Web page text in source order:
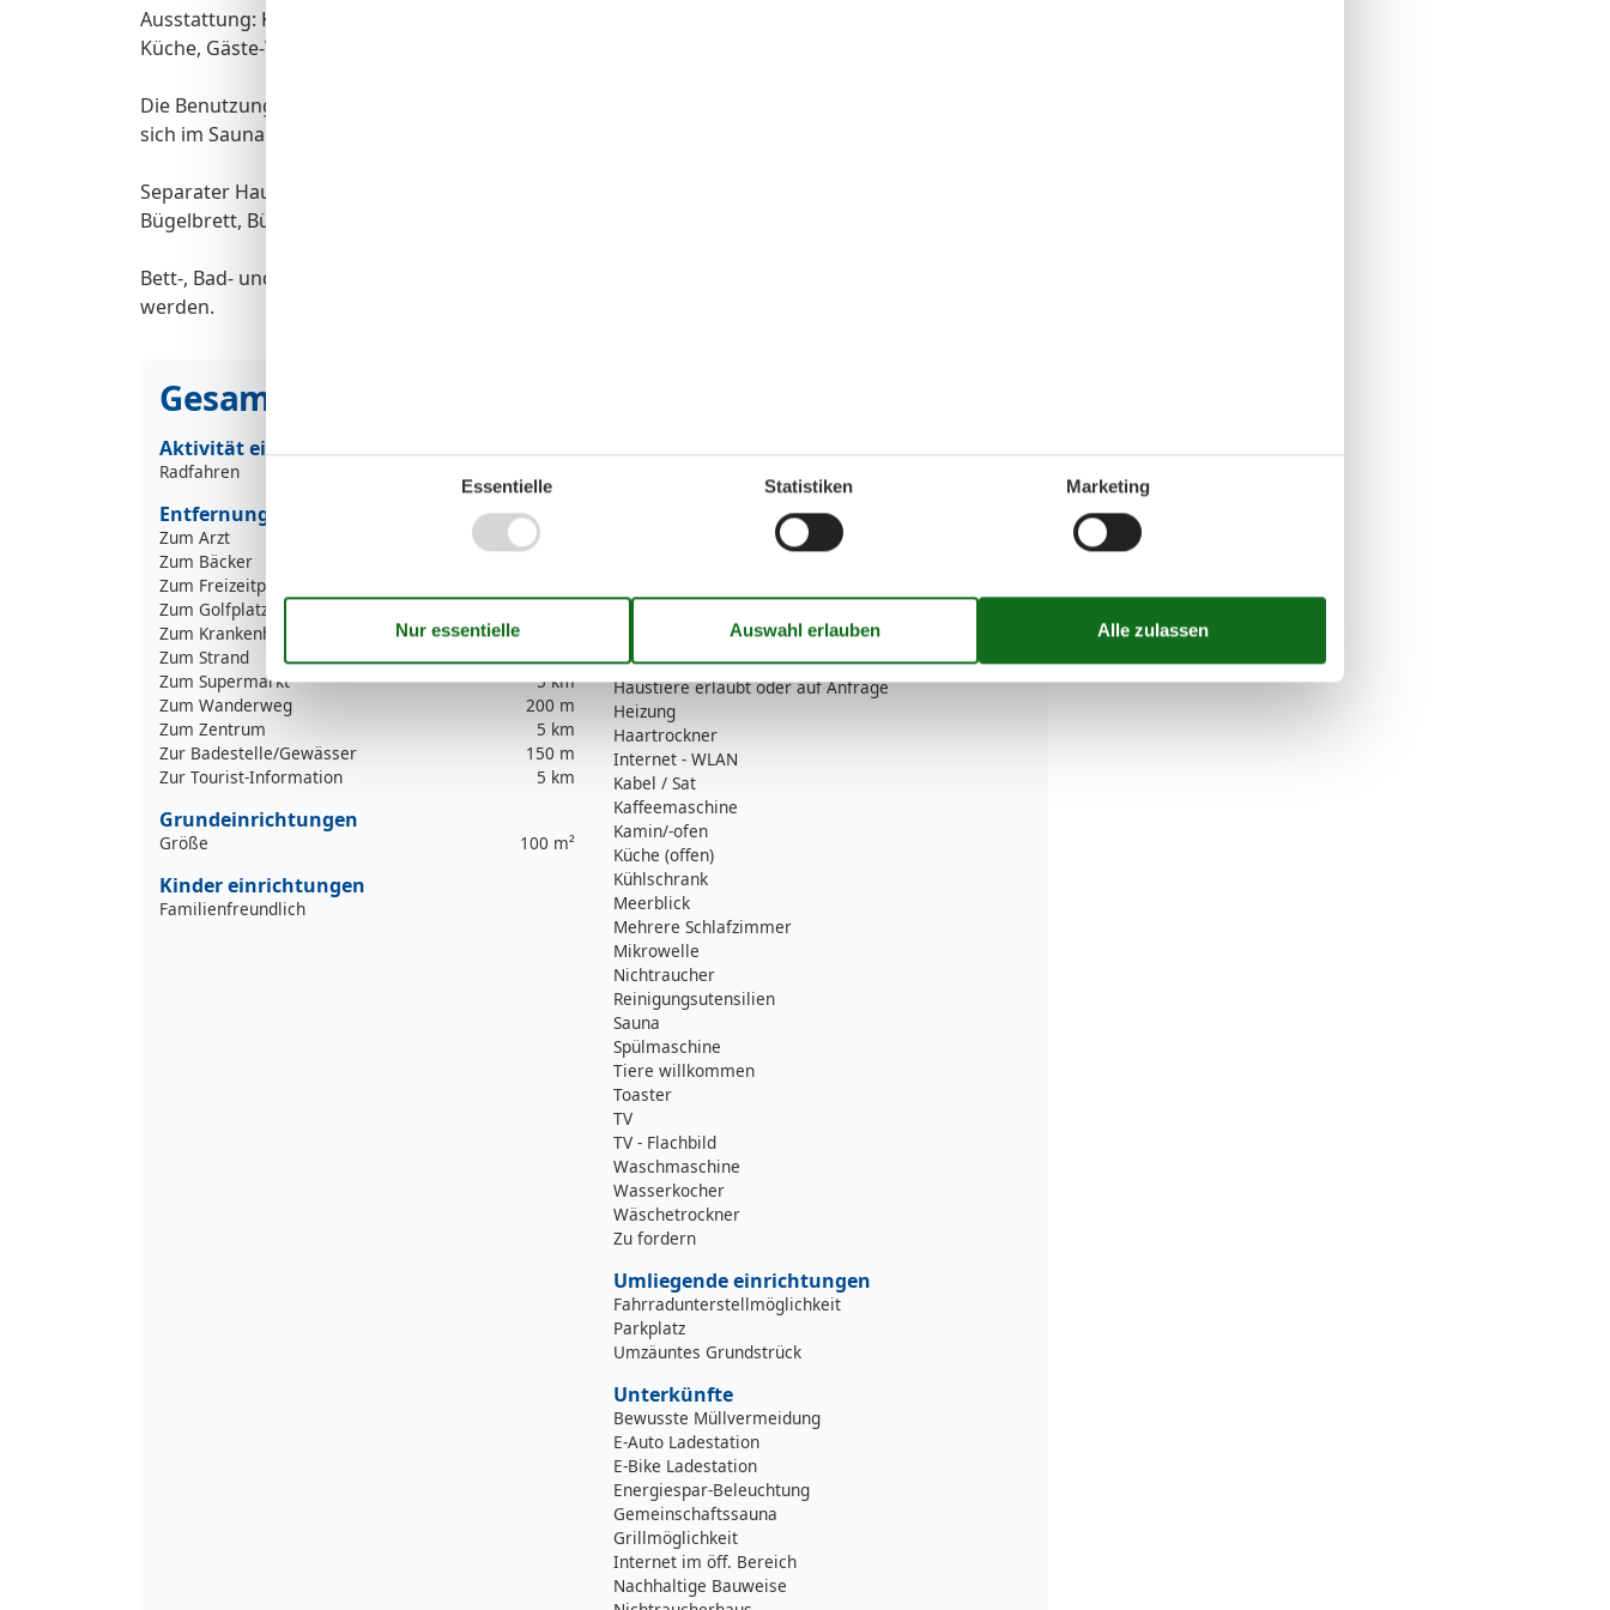
Ausstattung: Kamin, CD-Stereo-Anlage, Sat-TV, Internetzugang (W-LAN), komplett ausgestattete
Küche, Gäste-WC, Bad mit Dusche. Parkplatz auf dem Grundstück.
Die Benutzung der Sauna erfolgt in Eigenorganisation der Gäste. Ein Gebührenautomat befindet
sich im Saunabereich.
Separater Hauswirtschaftsraum zur gemeinsamen Nutzung: Waschmaschine, Wäschetrockner,
Bügelbrett, Bügeleisen, Wäschespinne.
Bett-, Bad- und Tischwäsche sind mitzubringen bzw. können bei der Verwalterin vor Ort gemietet
werden.
Gesamte Ausstattung
Aktivität einrichtungen
Radfahren
Entfernungen
Zum Arzt
5 km
Zum Bäcker
Zum Freizeitpark
Zum Golfplatz
Zum Krankenhaus/Klinik
Zum Strand
150 m
Zum Supermarkt
5 km
Zum Wanderweg
200 m
Zum Zentrum
5 km
Zur Badestelle/Gewässer
150 m
Zur Tourist-Information
5 km
Grundeinrichtungen
Größe 100 m²
Kinder einrichtungen
Familienfreundlich
Serviceeinrichtungen
Einzelbett
Gefriermöglichkeit
Gäste-WC
Haustiere erlaubt oder auf Anfrage
Heizung
Haartrockner
Internet - WLAN
Kabel / Sat
Kaffeemaschine
Kamin/-ofen
Küche (offen)
Kühlschrank
Meerblick
Mehrere Schlafzimmer
Mikrowelle
Nichtraucher
Reinigungsutensilien
Sauna
Spülmaschine
Tiere willkommen
Toaster
TV
TV - Flachbild
Waschmaschine
Wasserkocher
Wäschetrockner
Zu fordern
Umliegende einrichtungen
Fahrradunterstellmöglichkeit
Parkplatz
Umzäuntes Grundstrück
Unterkünfte
Bewusste Müllvermeidung
E-Auto Ladestation
E-Bike Ladestation
Energiespar-Beleuchtung
Gemeinschaftssauna
Grillmöglichkeit
Internet im öff. Bereich
Nachhaltige Bauweise
Essentielle Statistiken Marketing